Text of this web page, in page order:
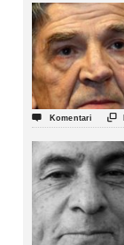
 Komentari 